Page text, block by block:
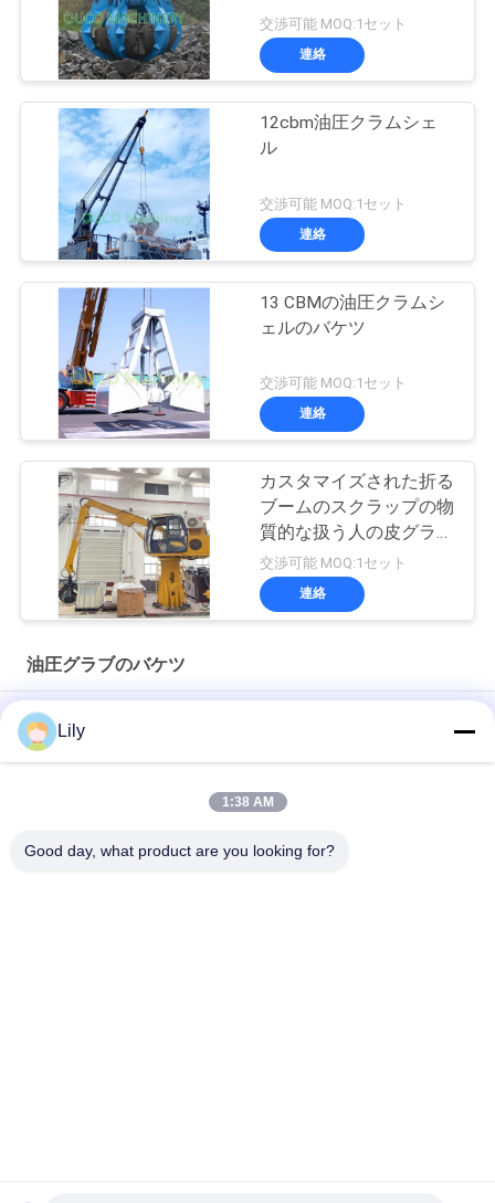
交渉可能 MOQ:1セット
連絡
12cbm油圧クラムシェ
ル
交渉可能 MOQ:1セット
連絡
13 CBMの油圧クラムシ
ェルのバケツ
交渉可能 MOQ:1セット
連絡
カスタマイズされた折る
ブームのスクラップの物
質的な扱う人の皮グラブ
19 Mpa
交渉可能 MOQ:1セット
連絡
油圧グラブのバケツ
15cbm Clamshell Grab Bucket 無線リモコン
第一次製品のためにリモート・コントロール12CBMラジオのク
Lily
1:38 AM
Good day, what product are you looking for?